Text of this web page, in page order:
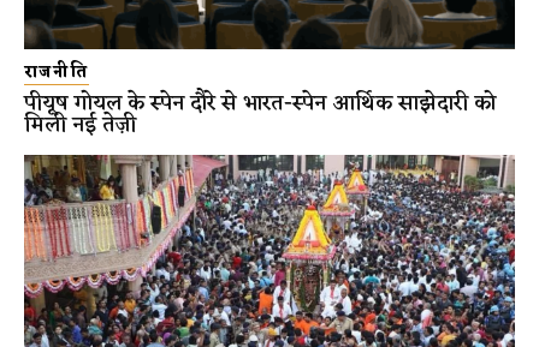
राजनीति
पीयूष गोयल के स्पेन दौरे से भारत-स्पेन आर्थिक साझेदारी को
मिली नई तेज़ी